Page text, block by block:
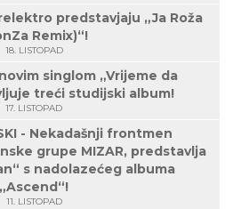
predstavjaju „Ja Roža
Remix)“!
18. LISTOPAD
singlom „Vrijeme da
treći studijski album!
17. LISTOPAD
- Nekadašnji frontmen
grupe MIZAR, predstavlja
s nadolazećeg albuma
„Ascend“!
11. LISTOPAD